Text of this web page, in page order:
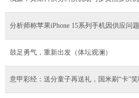
分析师称苹果iPhone 15系列手机因供应问
鼓足勇气，重新出发（体坛观澜）
意甲彩经：送分童子再送礼，国米刷“卡”